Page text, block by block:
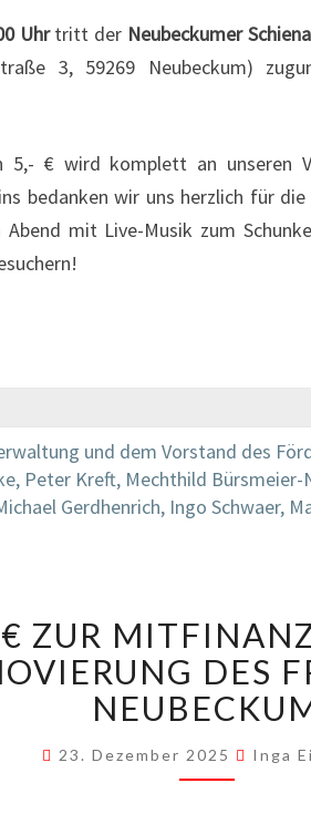
Uhrtritt der Neubeckumer
3, 59269 Neubeckum)
5,- € wird komplett an unseren
bedanken wir uns herzlich für
Abend mit Live-Musik zum
ZUR
DER
DES
ZUR
DES
23. Dezember 2025 Inga